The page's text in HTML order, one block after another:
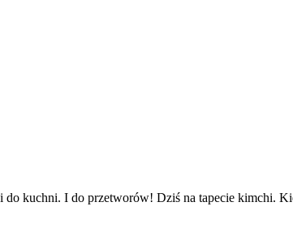
kuchni. I do przetworów! Dziś na tapecie kimchi.